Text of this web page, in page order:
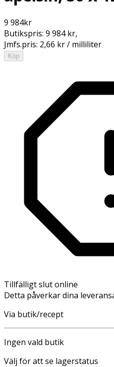
9 984kr
Butikspris: 9 984 kr,
Jmfs.pris: 2,66 kr / milliliter
Köp
Tillfälligt slut online
Detta påverkar dina
Via butik/recept
Ingen vald butik
Välj för att se lagerstatus